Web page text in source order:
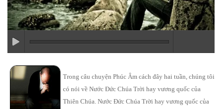
Trong câu chuyện Phúc Âm cách đây hai tuần, chúng tôi
có nói về Nước Đức Chúa Trời hay vương quốc của
Thiên Chúa. Nước Đức Chúa Trời hay vương quốc của